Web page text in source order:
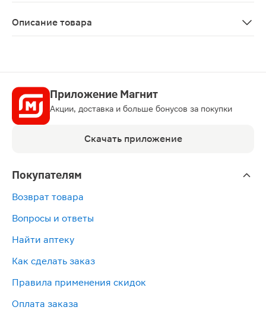
Описание товара
Приложение Магнит
Акции, доставка и больше бонусов за покупки
Скачать приложение
Покупателям
Возврат товара
Вопросы и ответы
Найти аптеку
Как сделать заказ
Правила применения скидок
Оплата заказа